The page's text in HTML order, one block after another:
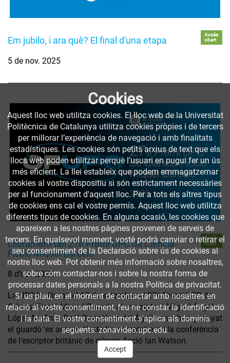
Em jubilo, i ara què? El final d'una etapa
Accés
obert
5 de nov. 2025
Lliurament del 27è Premi UPC de Ciència-
Ficció Miquel Barceló
Accés
obert
8 d’oct. 2025
La UPC ha lliurat, el 17 de setembre, el 27è Premi UPC de
Ciència-Ficció Miquel Barceló als escriptors Miguel Ángel
López Muñoz i Raúl Gonzálvez del Águila, que han guanyat
el guardó 'ex aequo'. L’acte ha comptat amb la conferència
de l'escriptor britànic de ciència-ficció Ian Watson.
Cookies
Aquest lloc web utilitza cookies. El lloc web de la Universitat
Politècnica de Catalunya utilitza cookies pròpies i de tercers
per millorar l’experiència de navegació i amb finalitats
estadístiques. Les cookies són petits arxius de text que els
llocs web poden utilitzar perquè l’usuari en pugui fer un ús
més eficient. La llei estableix que podem emmagatzemar
cookies al vostre dispositiu si són estrictament necessàries
per al funcionament d'aquest lloc. Per a tots els altres tipus
de cookies ens cal el vostre permís. Aquest lloc web utilitza
diferents tipus de cookies. En alguna ocasió, les cookies que
apareixen a les nostres pàgines provenen de serveis de
tercers. En qualsevol moment, vostè podrà canviar o retirar el
seu consentiment de la Declaració sobre ús de cookies al
nostre lloc web. Pot obtenir més informació sobre nosaltres,
sobre cóm contactar-nos i sobre la nostra forma de
processar dates personals a la nostra Política de privacitat.
Si us plau, en el moment de contactar amb nosaltres en
relació al vostre consentiment, feu-ne constar la identificació
i la data. El vostre consentiment s'aplica als dominis
següents: zonavideo.upc.edu.
Accept